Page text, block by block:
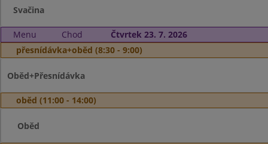
Svačina
Menu Chod
Čtvrtek 23. 7. 2026
přesnídávka+oběd (8:30 - 9:00)
Oběd+Přesnídávka
oběd (11:00 - 14:00)
Oběd